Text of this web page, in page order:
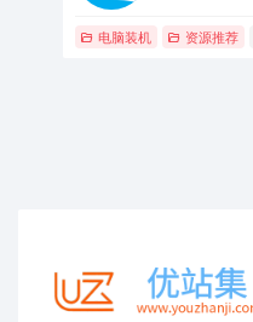
电脑装机 资源推荐